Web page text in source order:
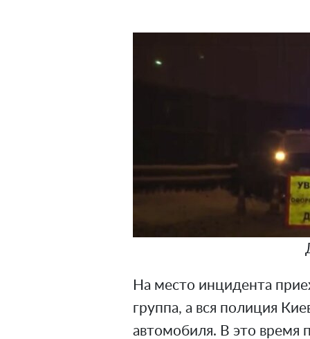
На место инцидента
группа, а вся полиция
автомобиля. В это время